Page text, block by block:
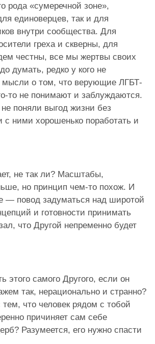
рода «сумеречной зоне»,
единоверцев, так и для
внутри сообщества. Для
греха и скверны, для
честны, все мы жертвы своих
думать, редко у кого не
мысли о том, что верующие ЛГБТ-
то не понимают и заблуждаются.
поняли выгод жизни без
с ними хорошенько поработать и
не так ли? Масштабы,
но принцип чем-то похож. И
— повод задуматься над широтой
и готовности принимать
что Другой непременно будет
этого самого Другого, если он
так, нерационально и странно?
что человек рядом с тобой
причиняет сам себе
Разумеется, его нужно спасти